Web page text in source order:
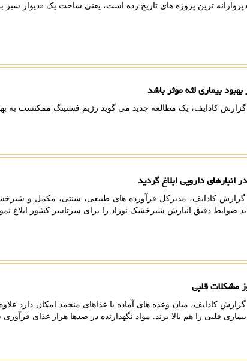
ترین پروژه های تاریخ زده است، یعنی ساخت یک «دیوار سبز بزرگ» به طول 8000
بیماری لثه موثر باشد
گزارش کادایف، یک مطالعه جدید می گوید رژیم فستینگ ممکنست به
دارویی ابلاغ گردید
گزارش کادایف، مدیرکل فرآورده های طبیعی، سنتی، مکمل و
ضوابط دقیق انبارش شیرخشک نوزاد را برای سرتاسر کشور ابلاغ
مشکلات قلبی
گزارش کادایف، میان وعده های آماده یا غذاهای منجمد امکان دارد
بیماری قلبی را هم بالا برند. مواد نگهدارنده در صدها هزار غذای